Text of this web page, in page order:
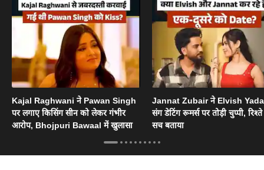
Kajal Raghwani ने Pawan Singh
पर लगाए किसिंग सीन को लेकर गंभीर
आरोप, Bhojpuri Bawaal में खुलासा
Jannat Zubair ने Elvish
संग डेटिंग रूमर्स पर तोड़ी चुप्पी,
सच बताया